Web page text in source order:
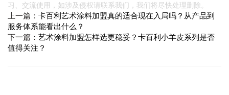
习、交流使用，如涉及侵权请联系我们，我们将尽快处理删除。
上一篇： 卡百利艺术涂料加盟真的适合现在入局吗？从产品到
服务体系能看出什么​？
下一篇： 艺术涂料加盟怎样选更稳妥？卡百利小羊皮系列是否
值得关注？